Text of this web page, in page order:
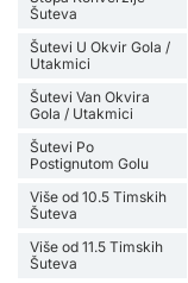
Šuteva
Šutevi U Okvir Gola /
Utakmici
Šutevi Van Okvira
Gola / Utakmici
Šutevi Po
Postignutom Golu
Više od 10.5 Timskih
Šuteva
Više od 11.5 Timskih
Šuteva